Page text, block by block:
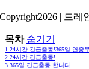
| 드레
목차 숨기기
1 24시간 긴급출동!365일 연중
2 24시간 긴급출동!
3 365일 긴급출동 합니다